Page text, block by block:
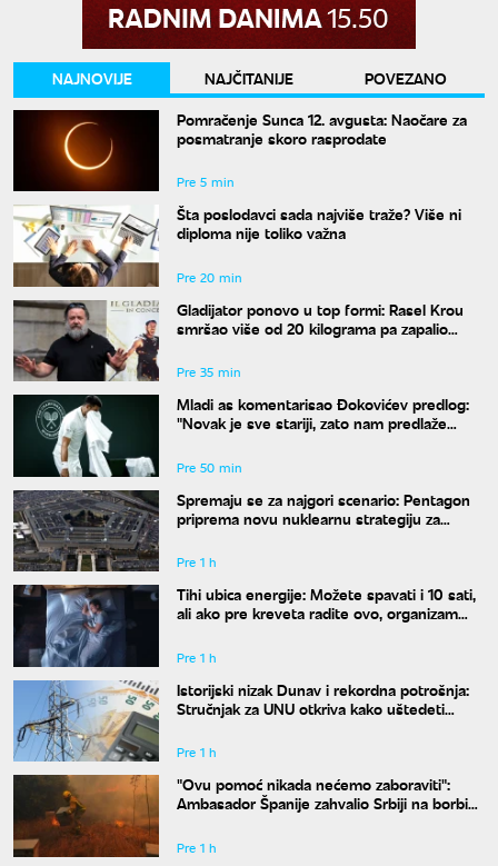
NAJNOVIJE NAJČITANIJE
POVEZANO
Pomračenje Sunca 12. avgusta: Naočare za
posmatranje skoro rasprodate
Pre 5 min
Šta poslodavci sada najviše traže? Više ni
diploma nije toliko važna
Pre 20 min
Gladijator ponovo u top formi: Rasel Krou
smršao više od 20 kilograma pa zapalio
Pre 35 min
Mladi as komentarisao Đokovićev predlog:
"Novak je sve stariji, zato nam predlaže
Pre 50 min
Spremaju se za najgori scenario: Pentagon
priprema novu nuklearnu strategiju za
Pre 1 h
Tihi ubica energije: Možete spavati i 10 sati,
ali ako pre kreveta radite ovo, organizam
Pre 1 h
Istorijski nizak Dunav i rekordna potrošnja:
Stručnjak za UNU otkriva kako uštedeti
Pre 1 h
"Ovu pomoć nikada nećemo zaboraviti":
Ambasador Španije zahvalio Srbiji na borbi
Pre 1 h